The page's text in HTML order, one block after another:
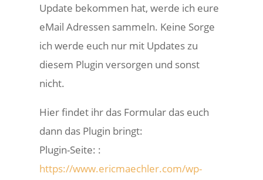
Update bekommen hat, werde ich eure
eMail Adressen sammeln. Keine Sorge
ich werde euch nur mit Updates zu
diesem Plugin versorgen und sonst
nicht.
Hier findet ihr das Formular das euch
dann das Plugin bringt:
Plugin-Seite: :
https://www.ericmaechler.com/wp-